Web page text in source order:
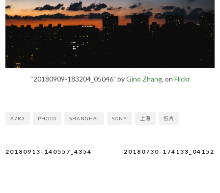
“20180909-183204_05046” byGino Zhang, on Flickr
A7R3 PHOTO SHANGHAI SONY 上海 照片
文
20180730-174133_04152
20180913-140557_4354